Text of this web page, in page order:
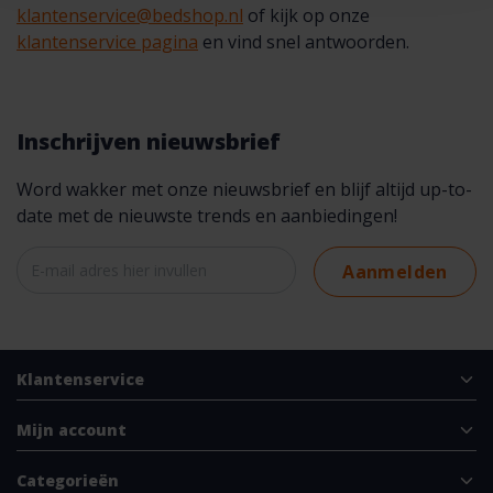
klantenservice@bedshop.nl of kijk op onze
klantenservice pagina en vind snel antwoorden.
Inschrijven nieuwsbrief
Word wakker met onze nieuwsbrief en blijf altijd up-to-
date met de nieuwste trends en aanbiedingen!
Aanmelden
Klantenservice
Mijn account
Categorieën